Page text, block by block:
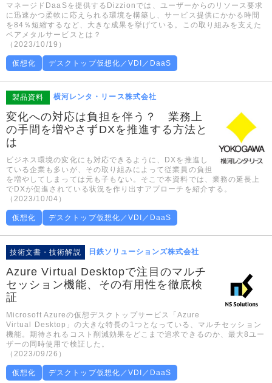
マネージドDaaSを提供するDizzionでは、ユーザーからのリソース要求
に迅速かつ柔軟に応えられる環境を構築し、サービス提供にかかる時間
を84％短縮するなど、大きな成果を挙げている。この取り組みを支えた
ベアメタルサービスとは？
（2023/10/19）
仮想化 デスクトップ仮想化／VDI／DaaS
製品資料 横河レンタ・リース株式会社
変化への対応は負担を伴う？ 業務上
の手間を増やさずDXを推進する方法と
は
ビジネス環境の変化にも対応できるように、DXを推進し
ている企業も多いが、その取り組みによって従業員の負担
を増やしてしまっては元も子もない。そこで本資料では、業務の延長上
でDXが促進されている状況を作り出すアプローチを紹介する。
（2023/10/04）
仮想化 デスクトップ仮想化／VDI／DaaS
技術文書・技術解説 日鉄ソリューションズ株式会社
Azure Virtual Desktopで注目のマルチ
セッション機能、その有用性を徹底検
証
Microsoft Azureの仮想デスクトップサービス「Azure
Virtual Desktop」の大きな特長の1つとなっている、マルチセッション
機能。期待されるコスト削減効果をどこまで追求できるのか、最大8ユー
ザーの同時使用で検証した。
（2023/09/26）
仮想化 デスクトップ仮想化／VDI／DaaS